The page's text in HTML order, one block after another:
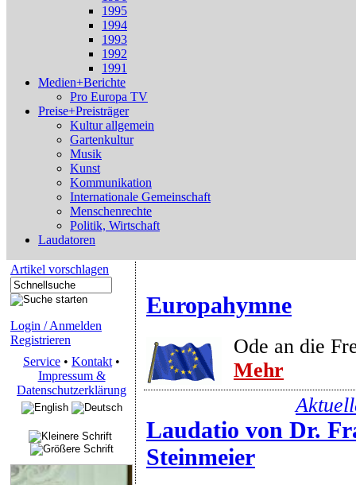
1995
1994
1993
1992
1991
Medien+Berichte
Pro Europa TV
Preise+Preisträger
Kultur allgemein
Gartenkultur
Musik
Kunst
Kommunikation
Internationale Gemeinschaft
Menschenrechte
Politik, Wirtschaft
Laudatoren
Artikel vorschlagen
Login / Anmelden
Registrieren
Service • Kontakt •
Impressum &
Datenschutzerklärung
Europahymne
Ode an die
Mehr
Laudatio von Dr.
Steinmeier